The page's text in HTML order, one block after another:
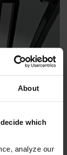
About
which
analyze our